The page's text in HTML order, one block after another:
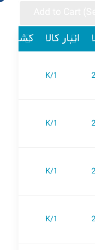
انبار کالا کشور
K/1
K/1
K/1
K/1